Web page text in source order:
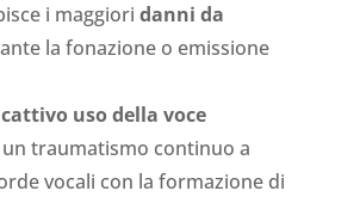
i maggiori danni da
la fonazione o emissione
cattivo uso della voce
traumatismo continuo a
vocali con la formazione di